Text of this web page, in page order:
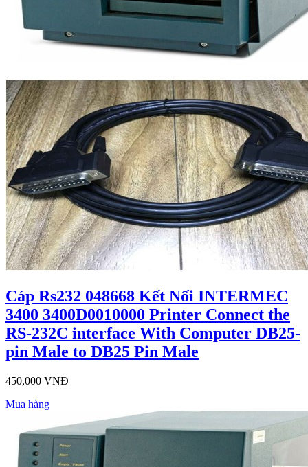
Cáp Rs232 048668 Kết Nối INTERMEC
3400 3400D0010000 Printer Connect the
RS-232C interface With Computer DB25-
pin Male to DB25 Pin Male
450,000 VNĐ
Mua hàng